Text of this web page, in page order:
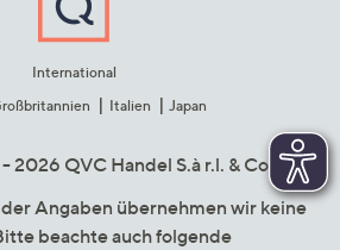
International
Italien Japan
QVC Handel S.à r.l. & Co. KG
Angaben übernehmen wir keine
beachte auch folgende